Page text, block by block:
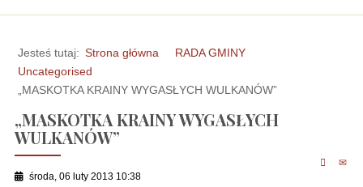
Jesteś tutaj: Strona główna
RADA GMINY
Uncategorised
„MASKOTKA KRAINY WYGASŁYCH WULKANÓW”
„MASKOTKA KRAINY WYGASŁYCH
WULKANÓW”
środa, 06 luty 2013 10:38